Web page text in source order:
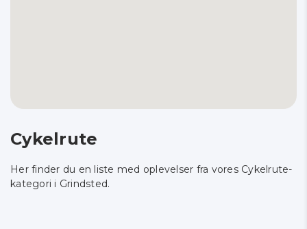
Cykelrute
Her finder du en liste med oplevelser fra vores Cykelrute-
kategori i Grindsted.